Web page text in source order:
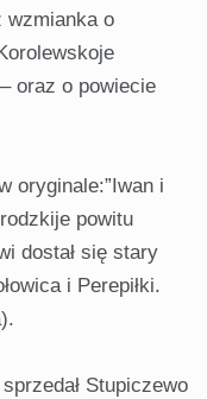
wzmianka o
oraz o powiecie
oryginale:”Iwan i
powitu
dostał się stary
i Perepiłki.
Stupiczewo